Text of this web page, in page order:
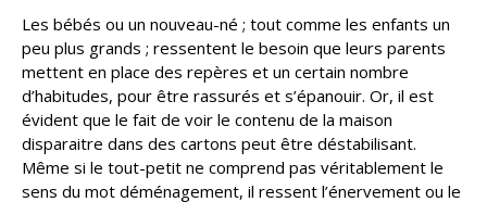
Les bébés ou un nouveau-né ; tout comme les enfants un
peu plus grands ; ressentent le besoin que leurs parents
mettent en place des repères et un certain nombre
d’habitudes, pour être rassurés et s’épanouir. Or, il est
évident que le fait de voir le contenu de la maison
disparaitre dans des cartons peut être déstabilisant.
Même si le tout-petit ne comprend pas véritablement le
sens du mot déménagement, il ressent l’énervement ou le